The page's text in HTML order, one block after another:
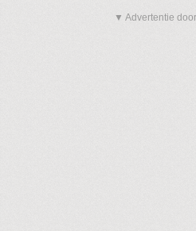
▼ Advertentie